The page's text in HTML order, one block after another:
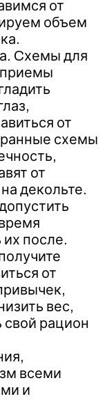
от
объем
Cхемы для
приемы
от
схемы
от
декольте.
их после.
от
вес,
свой рацион
всеми
и